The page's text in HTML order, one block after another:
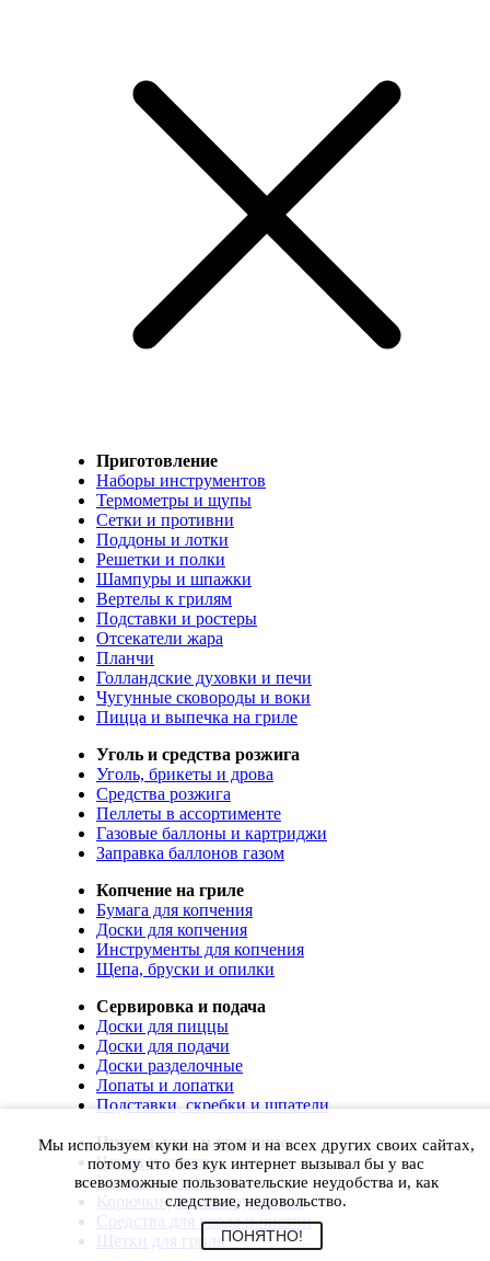
Приготовление
Наборы инструментов
Термометры и щупы
Сетки и противни
Поддоны и лотки
Решетки и полки
Шампуры и шпажки
Вертелы к грилям
Подставки и ростеры
Отсекатели жара
Планчи
Голландские духовки и печи
Чугунные сковороды и воки
Пицца и выпечка на гриле
Уголь и средства розжига
Уголь, брикеты и дрова
Средства розжига
Пеллеты в ассортименте
Газовые баллоны и картриджи
Заправка баллонов газом
Копчение на гриле
Бумага для копчения
Доски для копчения
Инструменты для копчения
Щепа, бруски и опилки
Сервировка и подача
Доски для пиццы
Доски для подачи
Доски разделочные
Лопаты и лопатки
Подставки, скребки и шпатели
Чистка, уход и хранение
Чехлы и сумки
Коврики для гриля
Корючки для инструментов
Средства для ухода и чистки
Щетки для гриля
Мы используем куки на этом и на всех других своих сайтах,
потому что без кук интернет вызывал бы у вас
всевозможные пользовательские неудобства и, как
следствие, недовольство.
ПОНЯТНО!